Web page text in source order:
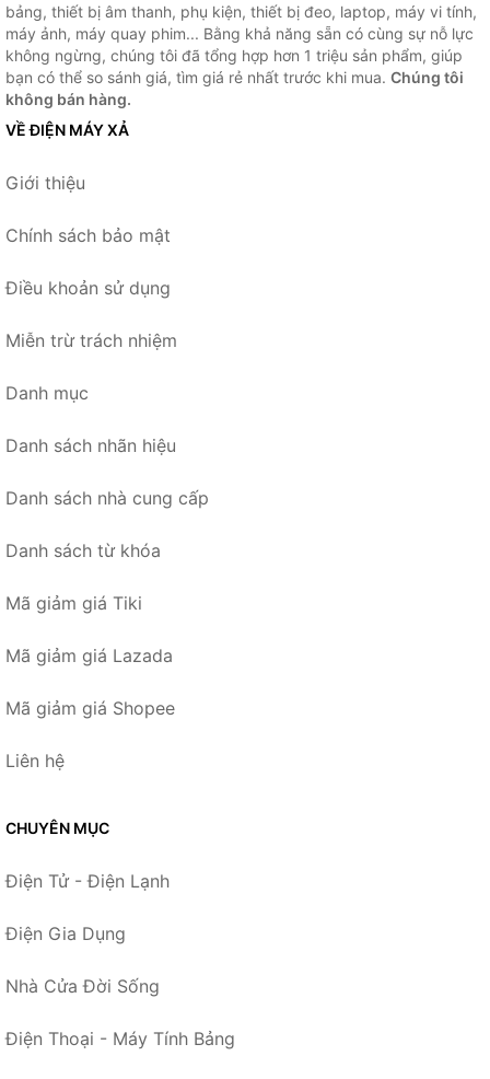
bảng, thiết bị âm thanh, phụ kiện, thiết bị đeo, laptop, máy vi tính,
máy ảnh, máy quay phim... Bằng khả năng sẵn có cùng sự nỗ lực
không ngừng, chúng tôi đã tổng hợp hơn 1 triệu sản phẩm, giúp
bạn có thể so sánh giá, tìm giá rẻ nhất trước khi mua. Chúng tôi
không bán hàng.
VỀ ĐIỆN MÁY XẢ
Giới thiệu
Chính sách bảo mật
Điều khoản sử dụng
Miễn trừ trách nhiệm
Danh mục
Danh sách nhãn hiệu
Danh sách nhà cung cấp
Danh sách từ khóa
Mã giảm giá Tiki
Mã giảm giá Lazada
Mã giảm giá Shopee
Liên hệ
CHUYÊN MỤC
Điện Tử - Điện Lạnh
Điện Gia Dụng
Nhà Cửa Đời Sống
Điện Thoại - Máy Tính Bảng